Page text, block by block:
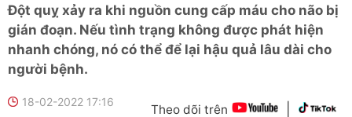
Đột quỵ xảy ra khi nguồn cung cấp máu cho não bị
gián đoạn. Nếu tình trạng không được phát hiện
nhanh chóng, nó có thể để lại hậu quả lâu dài cho
người bệnh.
18-02-2022 17:16 Theo dõi trên